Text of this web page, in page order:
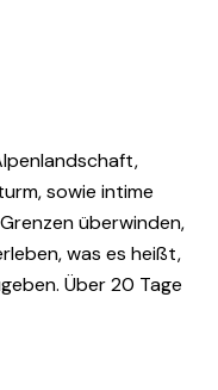
sowie intime
überwinden,
was es heißt,
Über 20 Tage